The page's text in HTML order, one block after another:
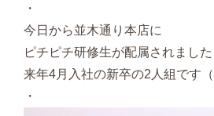
・
今日から並木通り本店に
ピチピチ研修生が配属されました
来年4月入社の新卒の2人組です
・